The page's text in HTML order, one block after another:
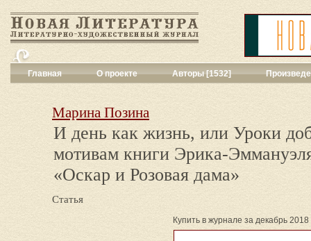
Главная О проекте Авторы [1532]
Переводы
Рассказы
Повести,
Галерея[144]
Марина Позина
И день как жизнь, или Уроки
мотивам книги Эрика-
«Оскар и Розовая дама»
Статья
Купить в журнале за декабрь